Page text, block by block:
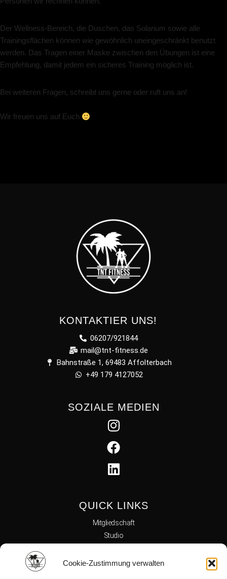
Cookie-Zustimmung verwalten
Der Wellness-Bereich, die Duschen, das Solarium sowie alle
Trainingsflächen können wie gewöhnlich uneingeschränkt benutzt
werden. Das Tragen einer Maske zwischen den Übungen ist eine
Empfehlung, damit jedem ein sicheres Training möglich ist.
Bei weiteren Fragen, schreibt uns gerne oder ruft uns an!
Wir freuen uns auf Euch
KONTAKTIER UNS!
06207/921844
mail@tnt-fitness.de
Bahnstraße 1, 69483 Affolterbach
+49 179 4127052
SOZIALE MEDIEN
QUICK LINKS
Mitgliedschaft
Studio
Kursplan